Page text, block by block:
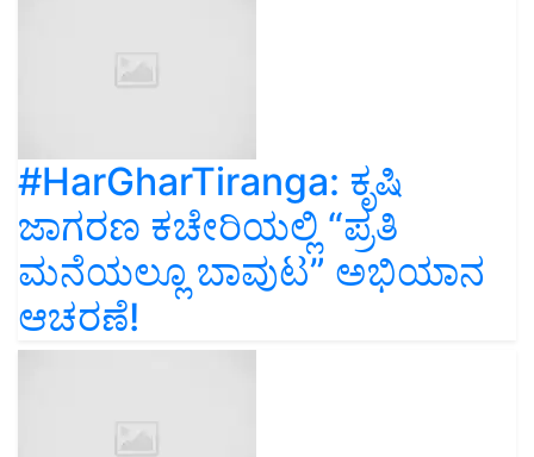
#HarGharTiranga: ಕೃಷಿ
ಜಾಗರಣ ಕಚೇರಿಯಲ್ಲಿ “ಪ್ರತಿ
ಮನೆಯಲ್ಲೂ ಬಾವುಟ” ಅಭಿಯಾನ
ಆಚರಣೆ!